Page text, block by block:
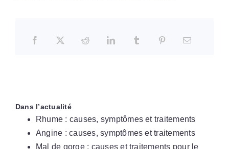
Dans l’actualité
Rhume : causes, symptômes et traitements
Angine : causes, symptômes et traitements
Mal de gorge : causes et traitements pour le